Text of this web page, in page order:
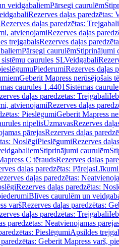
veidgabaliemPārsegi caurulēm
Rezerves daļas paredzētas:
Rezerves daļas paredzētas: Trejgabali
atvienojamiRezerves daļas
trejgabalsRezerves daļas
Pārsegi caurulēmStiprinājumi
caurules SLVeidgabali
PiederumiRezerves daļas
Geberit Mapress nerūsējošais
caurules 1.4401 Sistēmas
daļas paredzētas: Trejgabali
atvienojamiRezerves daļas
PieslēgumiGeberit Mapress
nipelisUzmavasRezerves
pārejasRezerves daļas
NoslēgiPieslēgumiRezerves
Stiprinājumi caurulēm
C tēraudsRezerves daļas
daļas paredzētas: PārejasLīkumi
daļas paredzētas:
Rezerves daļas paredzētas:
Blīves caurulēm un
varšRezerves daļas paredzētas:
daļas paredzētas: Trejgabali
paredzētas: Neatvienojamas
PieslēgumiApsildes
Geberit Mapress varš,